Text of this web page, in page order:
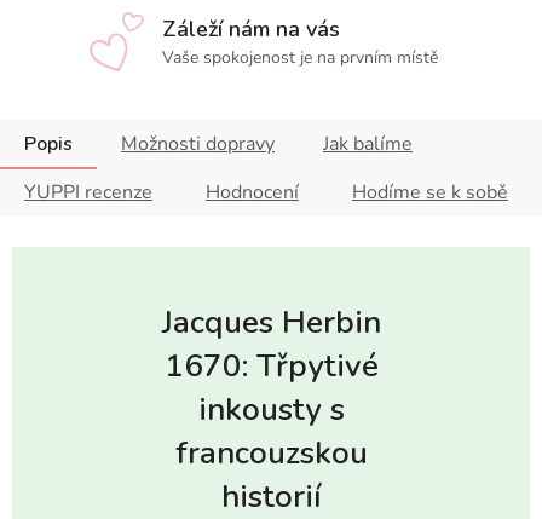
Záleží nám na vás
Vaše spokojenost je na prvním místě
Popis Možnosti dopravy
Jak balíme
YUPPI recenze
Hodnocení Hodíme se k sobě
Jacques Herbin
1670: Třpytivé
inkousty s
francouzskou
historií